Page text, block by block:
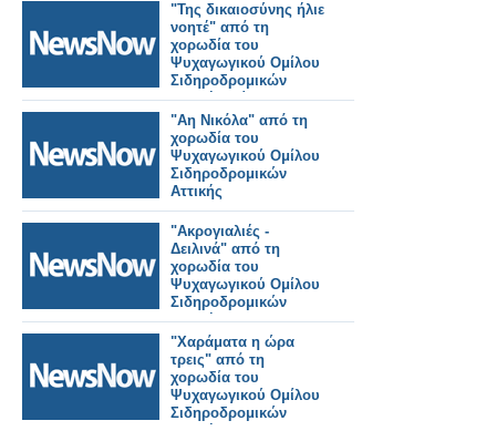
"Της δικαιοσύνης ήλιε
νοητέ" από τη
χορωδία του
Ψυχαγωγικού Ομίλου
Σιδηροδρομικών
Αττικής. Βίντεο.
"Αη Νικόλα" από τη
χορωδία του
Ψυχαγωγικού Ομίλου
Σιδηροδρομικών
Αττικής
"Ακρογιαλιές -
Δειλινά" από τη
χορωδία του
Ψυχαγωγικού Ομίλου
Σιδηροδρομικών
Αττικής
"Χαράματα η ώρα
τρεις" από τη
χορωδία του
Ψυχαγωγικού Ομίλου
Σιδηροδρομικών